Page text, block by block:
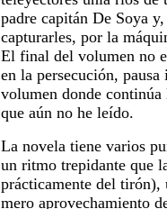
padre capitán De Soya
capturarles, por la
El final del volumen no
en la persecución,
volumen donde
que aún no he leído.
La novela tiene varios
un ritmo trepidante que
prácticamente del tirón),
mero aprovechamiento